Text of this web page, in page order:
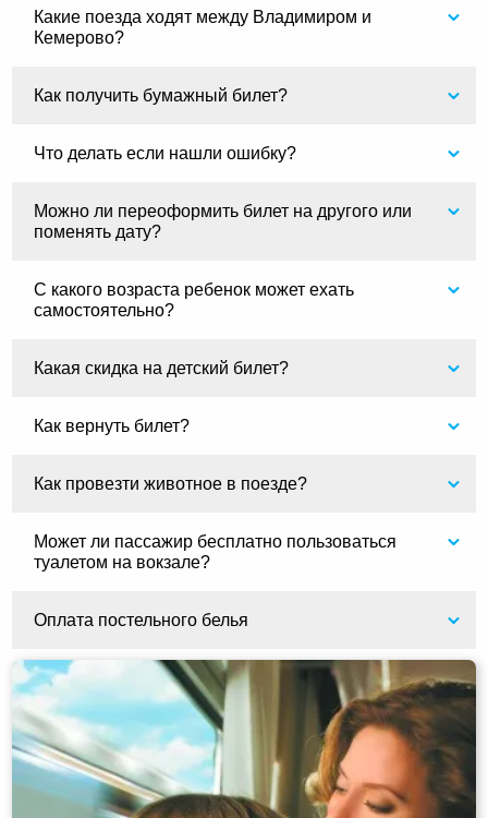
Какие поезда ходят между Владимиром и
Кемерово?
Как получить бумажный билет?
Что делать если нашли ошибку?
Можно ли переоформить билет на другого или
поменять дату?
С какого возраста ребенок может ехать
самостоятельно?
Какая скидка на детский билет?
Как вернуть билет?
Как провезти животное в поезде?
Может ли пассажир бесплатно пользоваться
туалетом на вокзале?
Оплата постельного белья